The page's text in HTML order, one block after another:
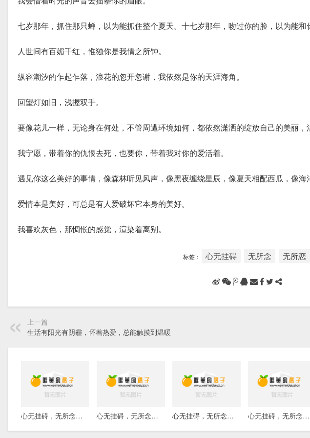
七岁那年，抓住那只蝉，以为能抓住整个夏天。十七岁那年，吻过你的脸，以为能和
人世间有百媚千红，惟独你是我情之所钟。
纵容潮汐的乍起乍落，浪花的忽开忽谢，我依然是你的天涯海角。
回望灯如旧，浅握双手。
要像花儿一样，无论身在何处，不管周遭环境如何，都依然潇洒的绽放自己的美丽，
我宁愿，带着你的仇恨去死，也要你，带着我对你的爱活着。
遇见你这么美好的事情，像森林听见风声，像黑夜缠绕星辰，像夏天相配西瓜，像海
爱情本是美好，可总是有人爱破坏它本身的美好。
我喜欢灰色，那惆怅的感觉，渲染着离别。
标签： 心无挂碍 无所念 无所恋
上一篇
生活有阳光有阴霾，怀着热爱，总能触摸到温暖
心无挂碍，无所念，无所恋，亦无所执 心无挂碍，无所念，无所恋，亦无所执 心无挂碍，无所念，无所恋，亦无所执 心无挂碍，无所念，无所恋，亦无所执